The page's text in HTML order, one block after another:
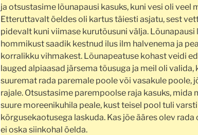
ja otsustasime lõunapausi kasuks, kuni vesi oli veel
Etteruttavalt öeldes oli kartus täiesti asjatu, sest
pidevalt kuni viimase kurutõusuni välja. Lõunapausi
hommikust saadik kestnud ilus ilm halvenema ja
korralikku vihmakest. Lõunapeatuse kohast veidi
lauged alpiaasad järsema tõusuga ja meil oli valida,
suuremat rada paremale poole või vasakule poole,
rajale. Otsustasime parempoolse raja kasuks, mida
suure moreenikuhila peale, kust teisel pool tuli
kõrgusekaotusega laskuda. Kas jõe ääres olev rada
ei oska siinkohal öelda.